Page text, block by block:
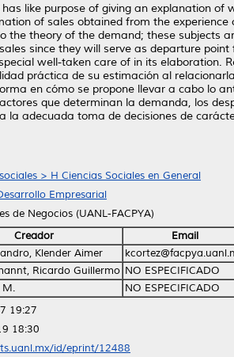
like purpose of giving an explanation
of sales obtained from the
the theory of the demand; these
since they will serve as departure
well-taken care of in its elaboration.
práctica de su estimación al
en cómo se propone llevar a cabo lo
que determinan la demanda, los
la adecuada toma de decisiones de
> H Ciencias Sociales en General
Empresarial
de Negocios (UANL-FACPYA)
Creador Email
Klender Aimer
Ricardo Guillermo NO ESPECIFICADO
M.
NO ESPECIFICADO
19:27
18:30
id/eprint/12488